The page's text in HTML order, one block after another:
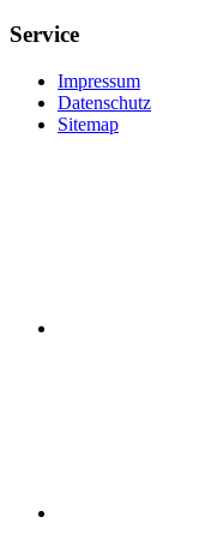
Service
Impressum
Datenschutz
Sitemap